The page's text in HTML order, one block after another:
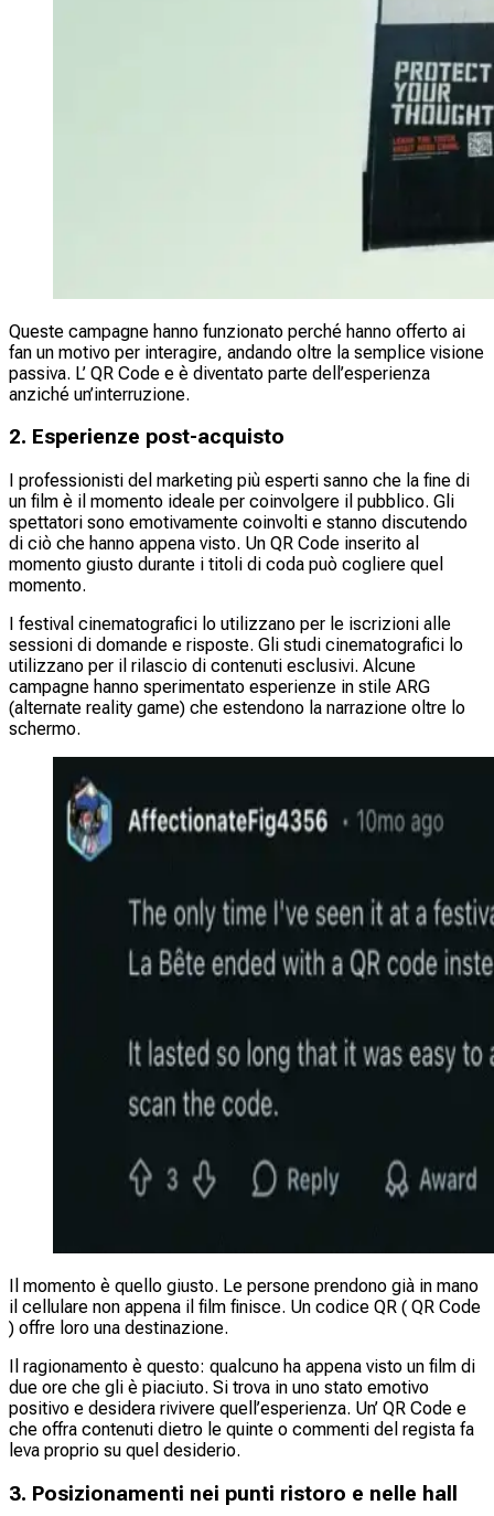
Queste campagne hanno funzionato perché hanno offerto ai
fan un motivo per interagire, andando oltre la semplice visione
passiva. L’ QR Code e è diventato parte dell’esperienza
anziché un’interruzione.
2. Esperienze post-acquisto
I professionisti del marketing più esperti sanno che la fine di
un film è il momento ideale per coinvolgere il pubblico. Gli
spettatori sono emotivamente coinvolti e stanno discutendo
di ciò che hanno appena visto. Un QR Code inserito al
momento giusto durante i titoli di coda può cogliere quel
momento.
I festival cinematografici lo utilizzano per le iscrizioni alle
sessioni di domande e risposte. Gli studi cinematografici lo
utilizzano per il rilascio di contenuti esclusivi. Alcune
campagne hanno sperimentato esperienze in stile ARG
(alternate reality game) che estendono la narrazione oltre lo
schermo.
Il momento è quello giusto. Le persone prendono già in mano
il cellulare non appena il film finisce. Un codice QR ( QR Code
) offre loro una destinazione.
Il ragionamento è questo: qualcuno ha appena visto un film di
due ore che gli è piaciuto. Si trova in uno stato emotivo
positivo e desidera rivivere quell’esperienza. Un’ QR Code e
che offra contenuti dietro le quinte o commenti del regista fa
leva proprio su quel desiderio.
3. Posizionamenti nei punti ristoro e nelle hall